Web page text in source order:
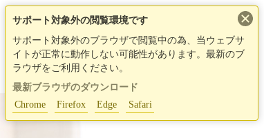
サポート対象外の閲覧環境です
サポート対象外のブラウザで閲覧中の為、当ウェブサ
イトが正常に動作しない可能性があります。最新のブ
ラウザをご利用ください。
最新ブラウザのダウンロード
Chrome
Firefox Edge Safari